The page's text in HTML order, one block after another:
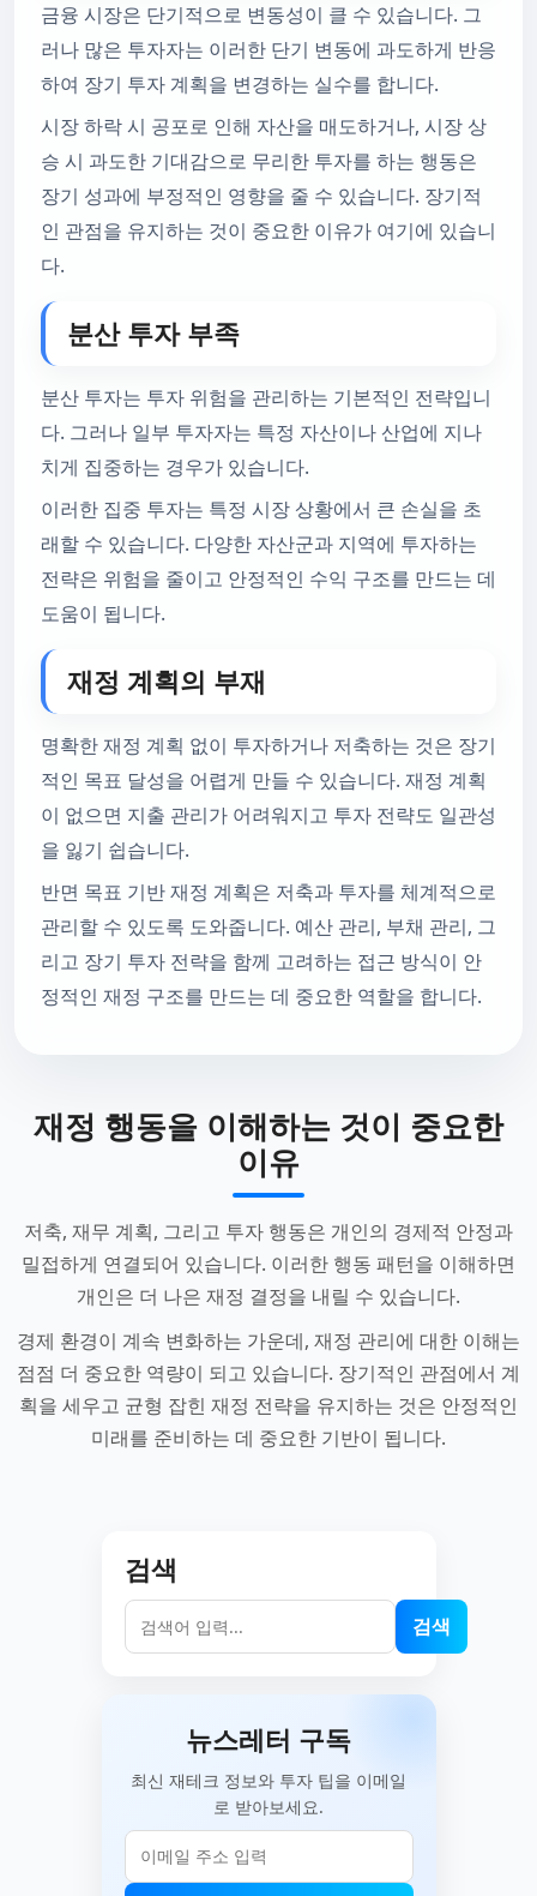
금융 시장은 단기적으로 변동성이 클 수 있습니다. 그
러나 많은 투자자는 이러한 단기 변동에 과도하게 반응
하여 장기 투자 계획을 변경하는 실수를 합니다.
시장 하락 시 공포로 인해 자산을 매도하거나, 시장 상
승 시 과도한 기대감으로 무리한 투자를 하는 행동은
장기 성과에 부정적인 영향을 줄 수 있습니다. 장기적
인 관점을 유지하는 것이 중요한 이유가 여기에 있습니
다.
분산 투자 부족
분산 투자는 투자 위험을 관리하는 기본적인 전략입니
다. 그러나 일부 투자자는 특정 자산이나 산업에 지나
치게 집중하는 경우가 있습니다.
이러한 집중 투자는 특정 시장 상황에서 큰 손실을 초
래할 수 있습니다. 다양한 자산군과 지역에 투자하는
전략은 위험을 줄이고 안정적인 수익 구조를 만드는 데
도움이 됩니다.
재정 계획의 부재
명확한 재정 계획 없이 투자하거나 저축하는 것은 장기
적인 목표 달성을 어렵게 만들 수 있습니다. 재정 계획
이 없으면 지출 관리가 어려워지고 투자 전략도 일관성
을 잃기 쉽습니다.
반면 목표 기반 재정 계획은 저축과 투자를 체계적으로
관리할 수 있도록 도와줍니다. 예산 관리, 부채 관리, 그
리고 장기 투자 전략을 함께 고려하는 접근 방식이 안
정적인 재정 구조를 만드는 데 중요한 역할을 합니다.
재정 행동을 이해하는 것이 중요한
이유
저축, 재무 계획, 그리고 투자 행동은 개인의 경제적 안정과
밀접하게 연결되어 있습니다. 이러한 행동 패턴을 이해하면
개인은 더 나은 재정 결정을 내릴 수 있습니다.
경제 환경이 계속 변화하는 가운데, 재정 관리에 대한 이해는
점점 더 중요한 역량이 되고 있습니다. 장기적인 관점에서 계
획을 세우고 균형 잡힌 재정 전략을 유지하는 것은 안정적인
미래를 준비하는 데 중요한 기반이 됩니다.
검색
검색
뉴스레터 구독
최신 재테크 정보와 투자 팁을 이메일
로 받아보세요.